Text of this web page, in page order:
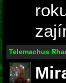
Telemachus